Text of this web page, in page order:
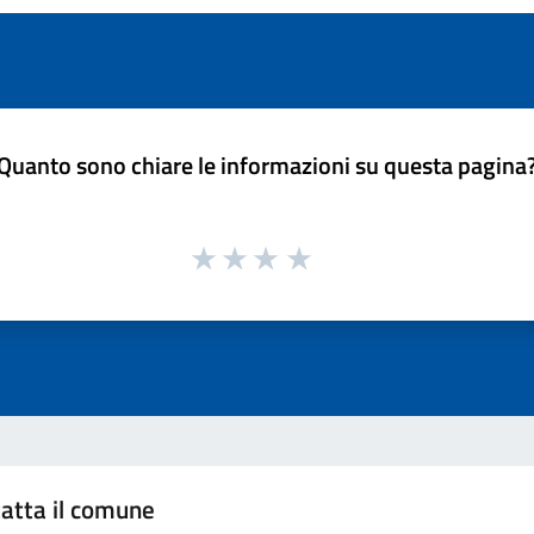
sono chiare le informazioni su questa
il comune